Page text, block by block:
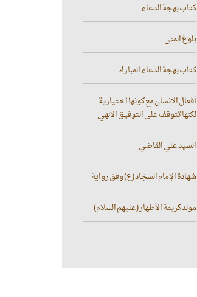
كتاب بهجة الدعاء
بلوغ المنى ...
كتاب بهجة الدعاء المبارك
أفعال الانسان مع كونها اختيارية
لكنها تتوقف على التوفيق الالهي
السيد علي القاضي
شهادة الإمام السجّاد (ع) وفق رواية
مولد كريمة الأطهار (عليهم السلام)